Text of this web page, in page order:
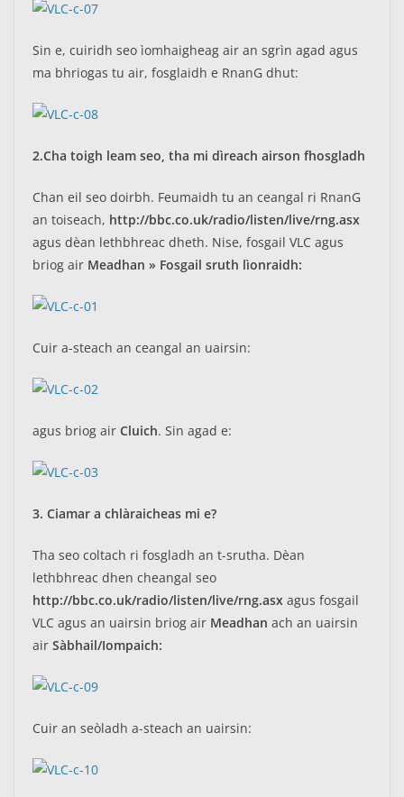
Sin e, cuiridh seo ìomhaigheag air an sgrìn agad agus
ma bhriogas tu air, fosglaidh e RnanG dhut:
2.Cha toigh leam seo, tha mi dìreach airson fhosgladh
Chan eil seo doirbh. Feumaidh tu an ceangal ri RnanG
an toiseach, http://bbc.co.uk/radio/listen/live/rng.asx
agus dèan lethbhreac dheth. Nise, fosgail VLC agus
briog air Meadhan » Fosgail sruth lìonraidh:
Cuir a-steach an ceangal an uairsin:
agus briog air Cluich. Sin agad e:
3. Ciamar a chlàraicheas mi e?
Tha seo coltach ri fosgladh an t-srutha. Dèan
lethbhreac dhen cheangal seo
http://bbc.co.uk/radio/listen/live/rng.asx agus fosgail
VLC agus an uairsin briog air Meadhan ach an uairsin
air Sàbhail/Iompaich:
Cuir an seòladh a-steach an uairsin: